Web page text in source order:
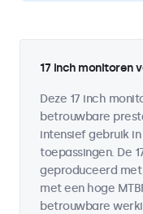
17 inch monitoren
Deze 17 inch
betrouwbare
intensief gebruik
toepassingen. De
geproduceerd
met een hoge
betrouwbare